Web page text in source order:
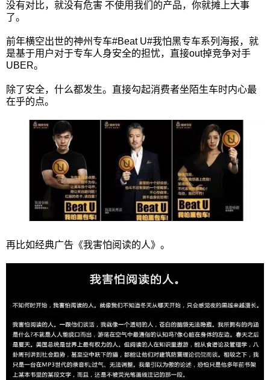
没有对比，就没有危害 不使用我们的产品，你就摊上大事
了。
前年横空出世的神州专车#Beat U#我怕黑专车系列海报，就
是基于用户对于专车人身安全的担忧，直接out掉竞争对手
UBER。
除了安全，什么都发生。直接勾起消费者坐陌生车时内心最
在乎的点。
再比如经典广告《我害怕阅读的人》。